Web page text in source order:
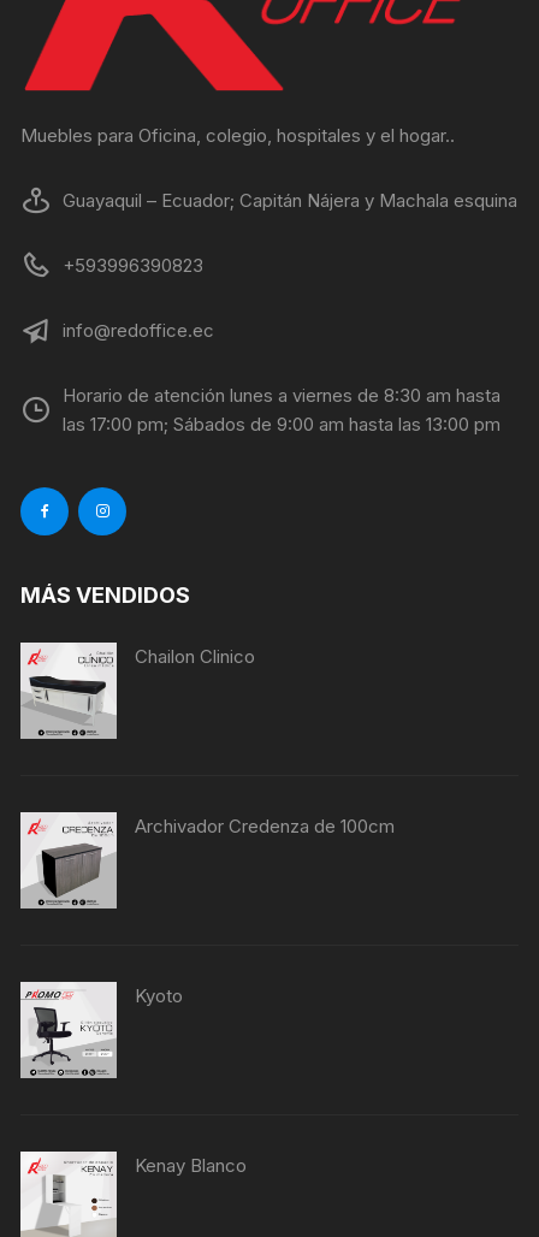
Muebles para Oficina, colegio, hospitales y el hogar..
Guayaquil – Ecuador; Capitán Nájera y Machala esquina
+593996390823
info@redoffice.ec
Horario de atención lunes a viernes de 8:30 am hasta
las 17:00 pm; Sábados de 9:00 am hasta las 13:00 pm
MÁS VENDIDOS
Chailon Clinico
Archivador Credenza de 100cm
Kyoto
Kenay Blanco